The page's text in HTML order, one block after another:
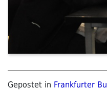
Gepostet in Frankfurter